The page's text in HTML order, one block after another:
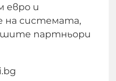
евро и
на системата,
партньори